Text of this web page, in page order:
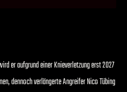
er aufgrund einer Knieverletzung erst 2027
dennoch verlängerte Angreifer Nico Tübing